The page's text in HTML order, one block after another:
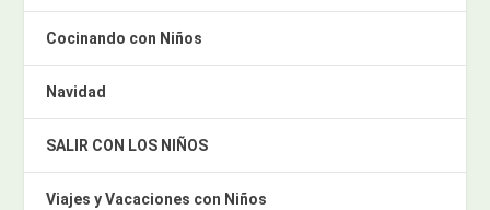
Cocinando con Niños
Navidad
SALIR CON LOS NIÑOS
Viajes y Vacaciones con Niños